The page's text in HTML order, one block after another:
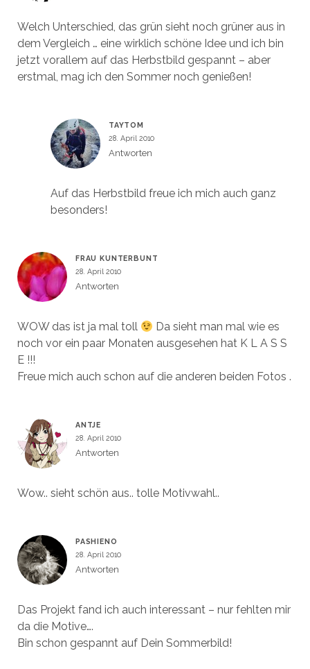
Welch Unterschied, das grün sieht noch grüner aus in
dem Vergleich … eine wirklich schöne Idee und ich bin
jetzt vorallem auf das Herbstbild gespannt – aber
erstmal, mag ich den Sommer noch genießen!
TAYTOM
28. April 2010
Antworten
Auf das Herbstbild freue ich mich auch ganz
besonders!
FRAU KUNTERBUNT
28. April 2010
Antworten
WOW das ist ja mal toll
Da sieht man mal wie es
noch vor ein paar Monaten ausgesehen hat K L A S S
E !!!
Freue mich auch schon auf die anderen beiden Fotos .
ANTJE
28. April 2010
Antworten
Wow.. sieht schön aus.. tolle Motivwahl..
PASHIENO
28. April 2010
Antworten
Das Projekt fand ich auch interessant – nur fehlten mir
da die Motive….
Bin schon gespannt auf Dein Sommerbild!